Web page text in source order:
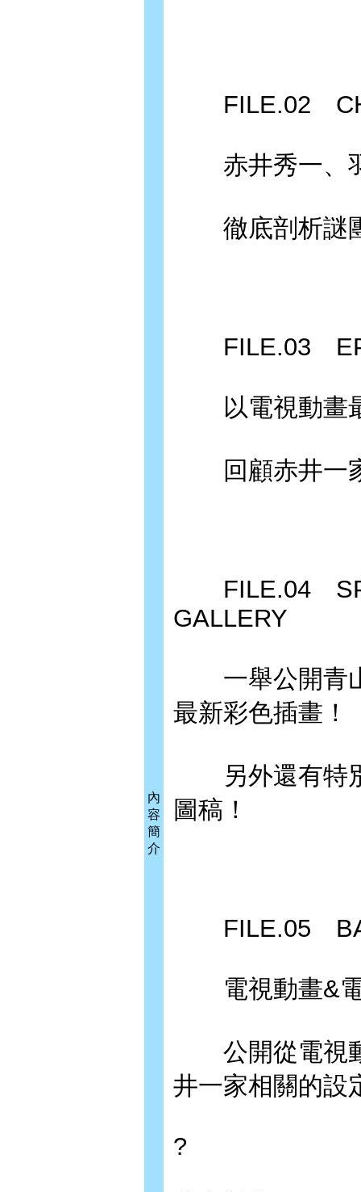
內
容
簡
介
FILE.02
赤井秀一、
徹底剖析謎團
FILE.03
以電視動畫
回顧赤井一
FILE.04
GALLERY
一舉公開青山
最新彩色插畫！
另外還有特別
圖稿！
FILE.05
電視動畫&電
公開從電視動
井一家相關的設
?